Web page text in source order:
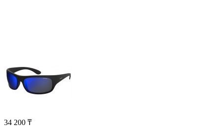
34 200 ₸